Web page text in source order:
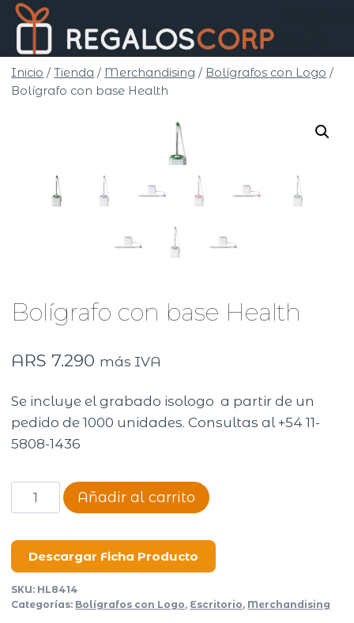
Saltar
contenido
Inicio / Tienda / Merchandising / Bolígrafos con Logo /
Bolígrafo con base Health
Bolígrafo con base Health
ARS 7.290 más IVA
Se incluye el grabado isologo a partir de un
pedido de 1000 unidades. Consultas al +54 11-
5808-1436
Bolígrafo
con
Health
cantidad
Añadir al carrito
Descargar Ficha Producto
SKU: HL8414
Categorías: Bolígrafos con Logo, Escritorio, Merchandising